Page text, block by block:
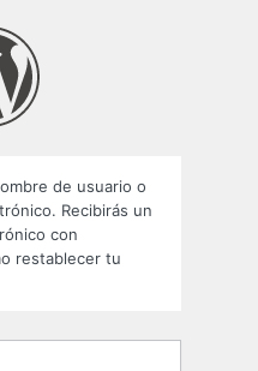
de usuario o
Recibirás un
con
restablecer tu